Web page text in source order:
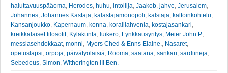
haluttavuuspääoma Herodes huhu intoilija Jaakob jahve Jerusalem
Johannes Johannes Kastaja kalastajamonopoli kalstaja kaltoinkohtelu
Kansanjoukko Kapernaum konna koralliahvenia kostajasankari
kreikkalaiset filosofit, Kyläkunta luikero Lynkkausyritys Meier John P.
messiasehdokkaat, monni Myers Ched & Enns Elaine. Nasaret,
opetuslapsi orpoja päivätyöläisiä Rooma saatana sankari sardiineja
Sebedeus Simon Witherington III Ben.